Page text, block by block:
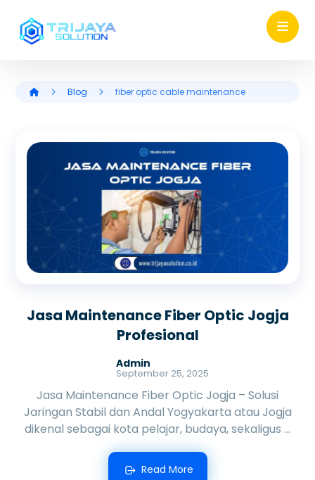
Blog fiber optic cable maintenance
Jasa Maintenance Fiber Optic Jogja
Profesional
Admin
September 25, 2025
Jasa Maintenance Fiber Optic Jogja – Solusi
Jaringan Stabil dan Andal Yogyakarta atau Jogja
dikenal sebagai kota pelajar, budaya, sekaligus ...
Read More